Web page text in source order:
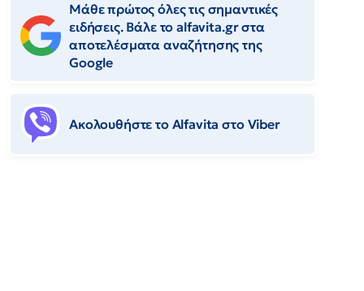
Μάθε πρώτος όλες τις σημαντικές
ειδήσεις. Βάλε το alfavita.gr στα
αποτελέσματα αναζήτησης της
Google
Ακολουθήστε το Αlfavita στο Viber